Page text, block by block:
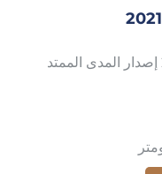
【اسم المركبة】لي أتو لي ون 2021 إصدار المدى الممتد